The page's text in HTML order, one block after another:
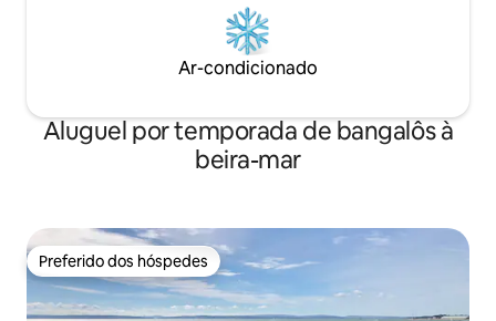
Ar-condicionado
Aluguel por temporada de bangalôs à
beira-mar
Preferido dos hóspedes
Preferido dos hóspedes